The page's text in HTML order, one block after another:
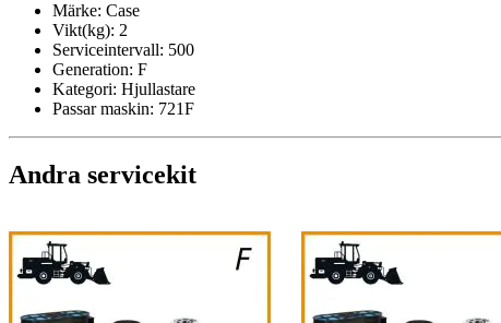
Märke: Case
Vikt(kg): 2
Serviceintervall: 500
Generation: F
Kategori: Hjullastare
Passar maskin: 721F
Andra servicekit